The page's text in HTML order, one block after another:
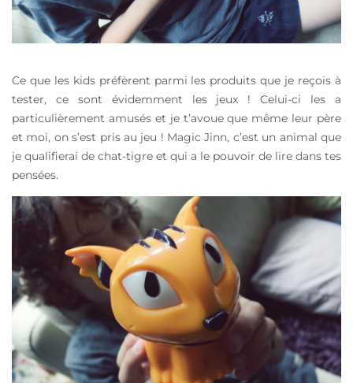
Ce que les kids préfèrent parmi les produits que je reçois à
tester, ce sont évidemment les jeux ! Celui-ci les a
particulièrement amusés et je t’avoue que même leur père
et moi, on s’est pris au jeu ! Magic Jinn, c’est un animal que
je qualifierai de chat-tigre et qui a le pouvoir de lire dans tes
pensées.